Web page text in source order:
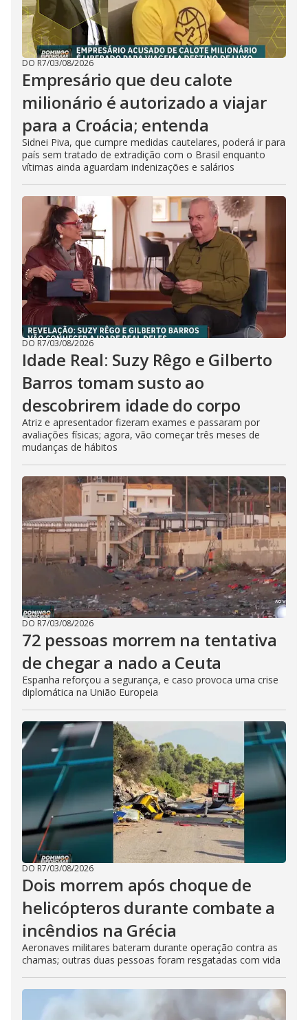
DO R7/03/08/2026
Empresário que deu calote
milionário é autorizado a viajar
para a Croácia; entenda
Sidnei Piva, que cumpre medidas cautelares, poderá ir para
país sem tratado de extradição com o Brasil enquanto
vítimas ainda aguardam indenizações e salários
DO R7/03/08/2026
Idade Real: Suzy Rêgo e Gilberto
Barros tomam susto ao
descobrirem idade do corpo
Atriz e apresentador fizeram exames e passaram por
avaliações físicas; agora, vão começar três meses de
mudanças de hábitos
DO R7/03/08/2026
72 pessoas morrem na tentativa
de chegar a nado a Ceuta
Espanha reforçou a segurança, e caso provoca uma crise
diplomática na União Europeia
DO R7/03/08/2026
Dois morrem após choque de
helicópteros durante combate a
incêndios na Grécia
Aeronaves militares bateram durante operação contra as
chamas; outras duas pessoas foram resgatadas com vida